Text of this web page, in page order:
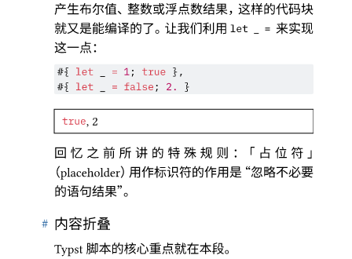
产生布尔值、 整数或浮点数结果， 这样的代码块
就又是能编译的了。 让我们利用 let _ = 来实现
这一点：
#{ let _ = 1 ; true },
#{ let = false ; 2. }
true, 2
回忆之前所讲的特殊规则 ：「 占位符 」
（placeholder） 用作标识符的作用是“忽略不必要
的语句结果”。
# 内容折叠
Typst 脚本的核心重点就在本段。